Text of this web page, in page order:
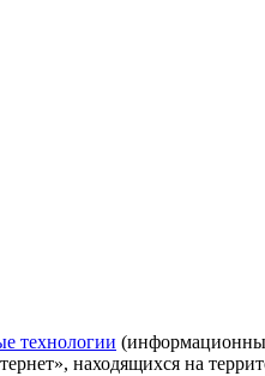
технологии
находящихся на